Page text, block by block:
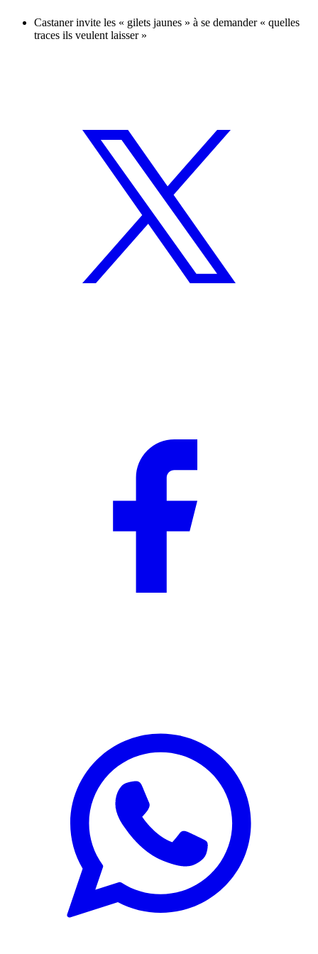
Castaner invite les « gilets jaunes » à se demander « quelles
traces ils veulent laisser »